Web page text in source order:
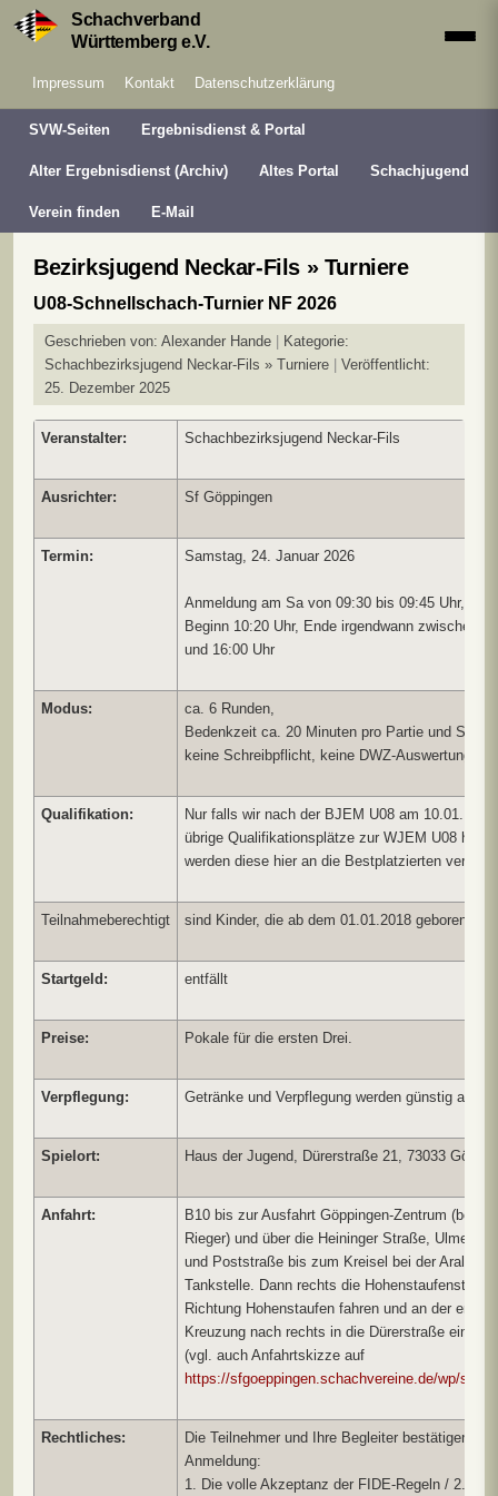
Schachverband
Württemberg e.V.
Impressum Kontakt Datenschutzerklärung
SVW-Seiten Ergebnisdienst & Portal
Alter Ergebnisdienst (Archiv) Altes Portal Schachjugend
Verein finden E-Mail
Bezirksjugend Neckar-Fils » Turniere
U08-Schnellschach-Turnier NF 2026
Geschrieben von: Alexander Hande
Kategorie:
Schachbezirksjugend Neckar-Fils » Turniere
Veröffentlicht:
25. Dezember 2025
Veranstalter: Schachbezirksjugend Neckar-Fils
Ausrichter: Sf Göppingen
Termin: Samstag, 24. Januar 2026
Anmeldung am Sa von 09:30 bis 09:45 Uhr,
Beginn 10:20 Uhr, Ende irgendwann zwischen
und 16:00 Uhr
Modus:
ca. 6 Runden,
Bedenkzeit ca. 20 Minuten pro Partie und
keine Schreibpflicht, keine DWZ-Auswertung.
Qualifikation:
Nur falls wir nach der BJEM U08 am 10.01. noch
übrige Qualifikationsplätze zur WJEM U08
werden diese hier an die Bestplatzierten
Teilnahmeberechtigt sind Kinder, die ab dem 01.01.2018 geboren
Startgeld: entfällt
Preise: Pokale für die ersten Drei.
Verpflegung: Getränke und Verpflegung werden günstig
Spielort: Haus der Jugend, Dürerstraße 21, 73033
Anfahrt:
B10 bis zur Ausfahrt Göppingen-Zentrum (bei
Rieger) und über die Heininger Straße, Ulmer
und Poststraße bis zum Kreisel bei der Aral-
Tankstelle. Dann rechts die Hohenstaufenstraße
Richtung Hohenstaufen fahren und an der ersten
Kreuzung nach rechts in die Dürerstraße
(vgl. auch Anfahrtskizze auf
https://sfgoeppingen.schachvereine.de/wp/
Rechtliches:
Die Teilnehmer und Ihre Begleiter bestätigen mit
Anmeldung:
1. Die volle Akzeptanz der FIDE-Regeln / 2. Die